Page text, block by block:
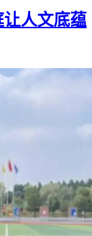
人文底蕴